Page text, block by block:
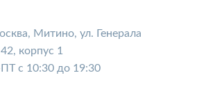
Митино, ул. Генерала
корпус 1
с 10:30 до 19:30